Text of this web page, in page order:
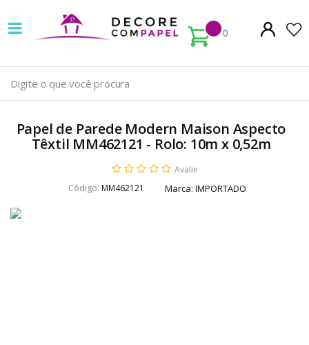
0
Decore
com
papel
é
pioneira
em
venda
Papel de Parede Modern Maison Aspecto
Têxtil MM462121 - Rolo: 10m x 0,52m
Avalie
Código: MM462121 Marca: IMPORTADO